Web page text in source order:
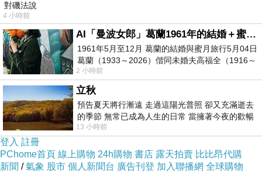
對磯法說
4 小時前
AI「曼波女郎」葛蘭1961年的結婚＋蜜月旅行 #戀上老電影 #葛蘭 #粟子
1961年5月至12月 葛蘭的結婚與蜜月旅行5月04日
葛蘭（1933～2026）偕同未婚夫高福全（1916～
2004）乘郵輪赴倫敦6月15日於英國倫敦St.S
2 小時前
立秋
預告夏天將行漸遠 走過這陽光普照 卻又充滿逝去
的季節 無常已成為人生的日常 當擁著今夜的歡暢
舒心 轉眼驟成昨日 而明晨 太陽
13 小時前
登入 註冊
PChome首頁 線上購物 24h購物 書店 露天拍賣 比比昂代購
新聞 /氣象 股市 個人新聞台 廣告刊登 加入聯播網 全球購物